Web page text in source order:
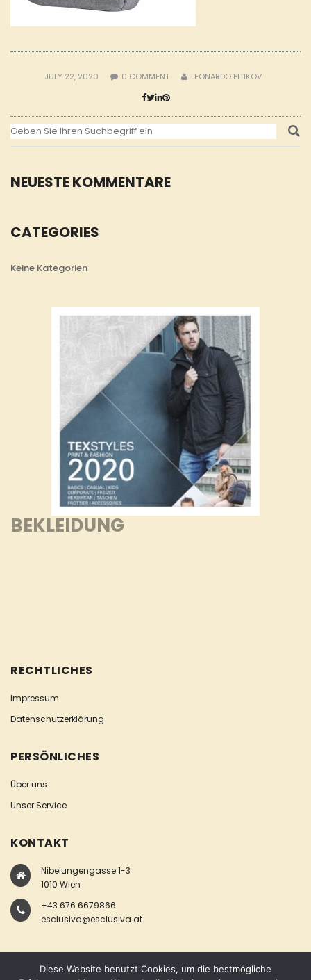
NEUESTE KOMMENTARE
CATEGORIES
Keine Kategorien
BEKLEIDUNG
JULY 22, 2020 0 COMMENT LEONARDO PITIKOV
RECHTLICHES
Impressum
Datenschutzerklärung
PERSÖNLICHES
Über uns
Unser Service
KONTAKT
Nibelungengasse 1-3
1010 Wien
+43 676 6679866
esclusiva@esclusiva.at
Diese Website benutzt Cookies, um die bestmögliche